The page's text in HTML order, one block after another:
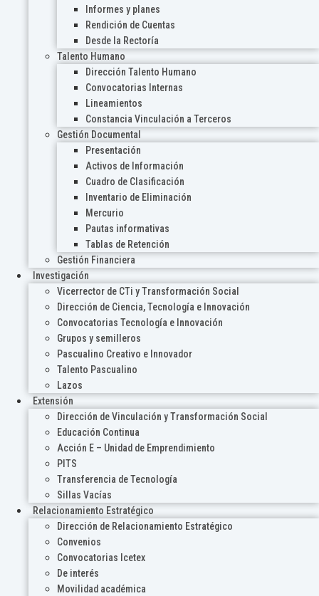
Informes y planes
Rendición de Cuentas
Desde la Rectoría
Talento Humano
Dirección Talento Humano
Convocatorias Internas
Lineamientos
Constancia Vinculación a Terceros
Gestión Documental
Presentación
Activos de Información
Cuadro de Clasificación
Inventario de Eliminación
Mercurio
Pautas informativas
Tablas de Retención
Gestión Financiera
Investigación
Vicerrector de CTi y Transformación Social
Dirección de Ciencia, Tecnología e Innovación
Convocatorias Tecnología e Innovación
Grupos y semilleros
Pascualino Creativo e Innovador
Talento Pascualino
Lazos
Extensión
Dirección de Vinculación y Transformación Social
Educación Continua
Acción E – Unidad de Emprendimiento
PITS
Transferencia de Tecnología
Sillas Vacías
Relacionamiento Estratégico
Dirección de Relacionamiento Estratégico
Convenios
Convocatorias Icetex
De interés
Movilidad académica